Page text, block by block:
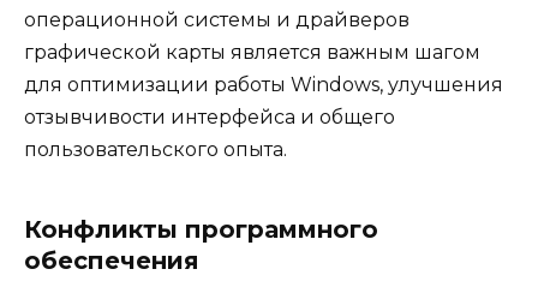
операционной системы и драйверов
графической карты является важным шагом
для оптимизации работы Windows, улучшения
отзывчивости интерфейса и общего
пользовательского опыта.
Конфликты программного
обеспечения